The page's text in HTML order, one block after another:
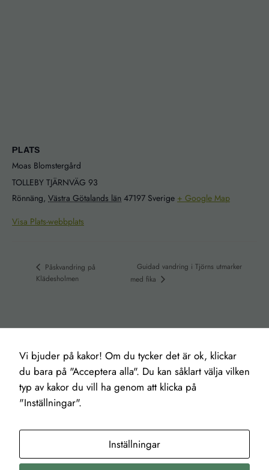
PLATS
Moas Blomstergård
TOLLEBY TJÄRNVÄG 93
Rönnäng, Västra Götalands län 47197 Sverige + Google Map
Visa Plats-webbplats
Påskvandring på
Klädesholmen
Guidad vandring i Tjörns utmarker
med fika
Ett kunskapsföretag med hjärtat i jorden
Om
Om oss
Hållbarhet
Auf Deutsch
Kontakt
Kontakt
Socialt
Facebook
Vi bjuder på kakor! Om du tycker det är ok, klickar
du bara på "Acceptera alla". Du kan såklart välja vilken
typ av kakor du vill ha genom att klicka på
"Inställningar".
Inställningar
Dessa kakor
över huvud
taget ska
För att vi ska
kunna
förbättra
och
uppbyggnad,
baserat på